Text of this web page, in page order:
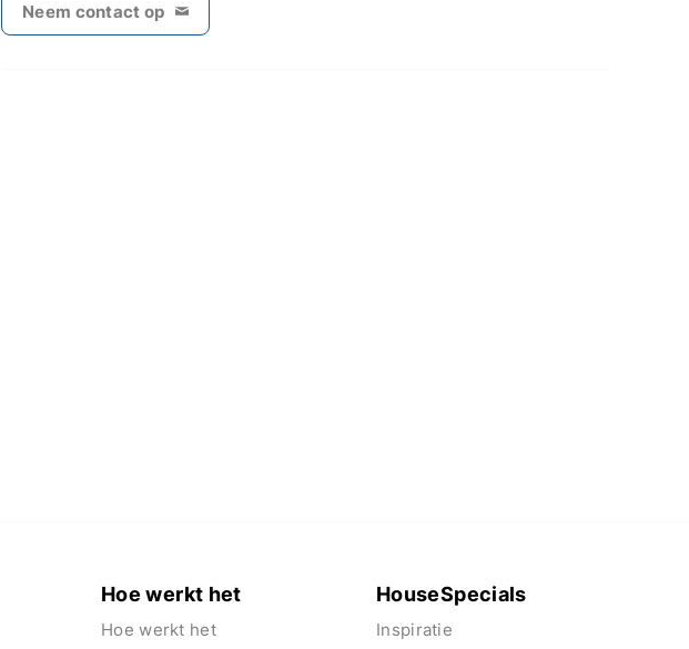
Neem contact op
Hoe werkt het
Hoe werkt het
HouseSpecials
Inspiratie